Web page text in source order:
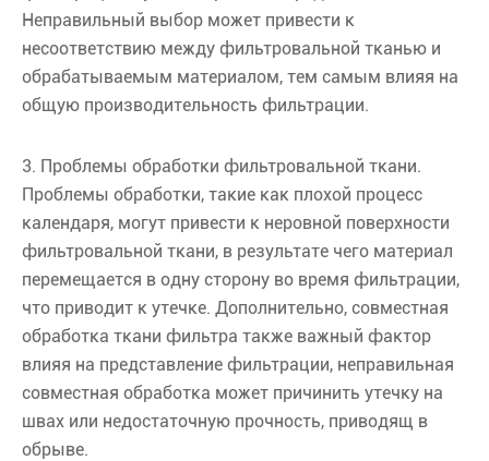
Неправильный выбор может привести к
несоответствию между фильтровальной тканью и
обрабатываемым материалом, тем самым влияя на
общую производительность фильтрации.
3. Проблемы обработки фильтровальной ткани.
Проблемы обработки, такие как плохой процесс
календаря, могут привести к неровной поверхности
фильтровальной ткани, в результате чего материал
перемещается в одну сторону во время фильтрации,
что приводит к утечке. Дополнительно, совместная
обработка ткани фильтра также важный фактор
влияя на представление фильтрации, неправильная
совместная обработка может причинить утечку на
швах или недостаточную прочность, приводящ в
обрыве.